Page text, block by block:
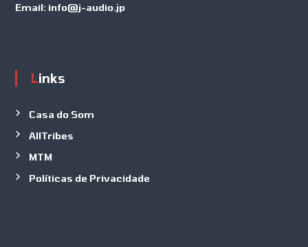
Email:info@j-audio.jp
Links
Casa do Som
AllTribes
MTM
Políticas de Privacidade